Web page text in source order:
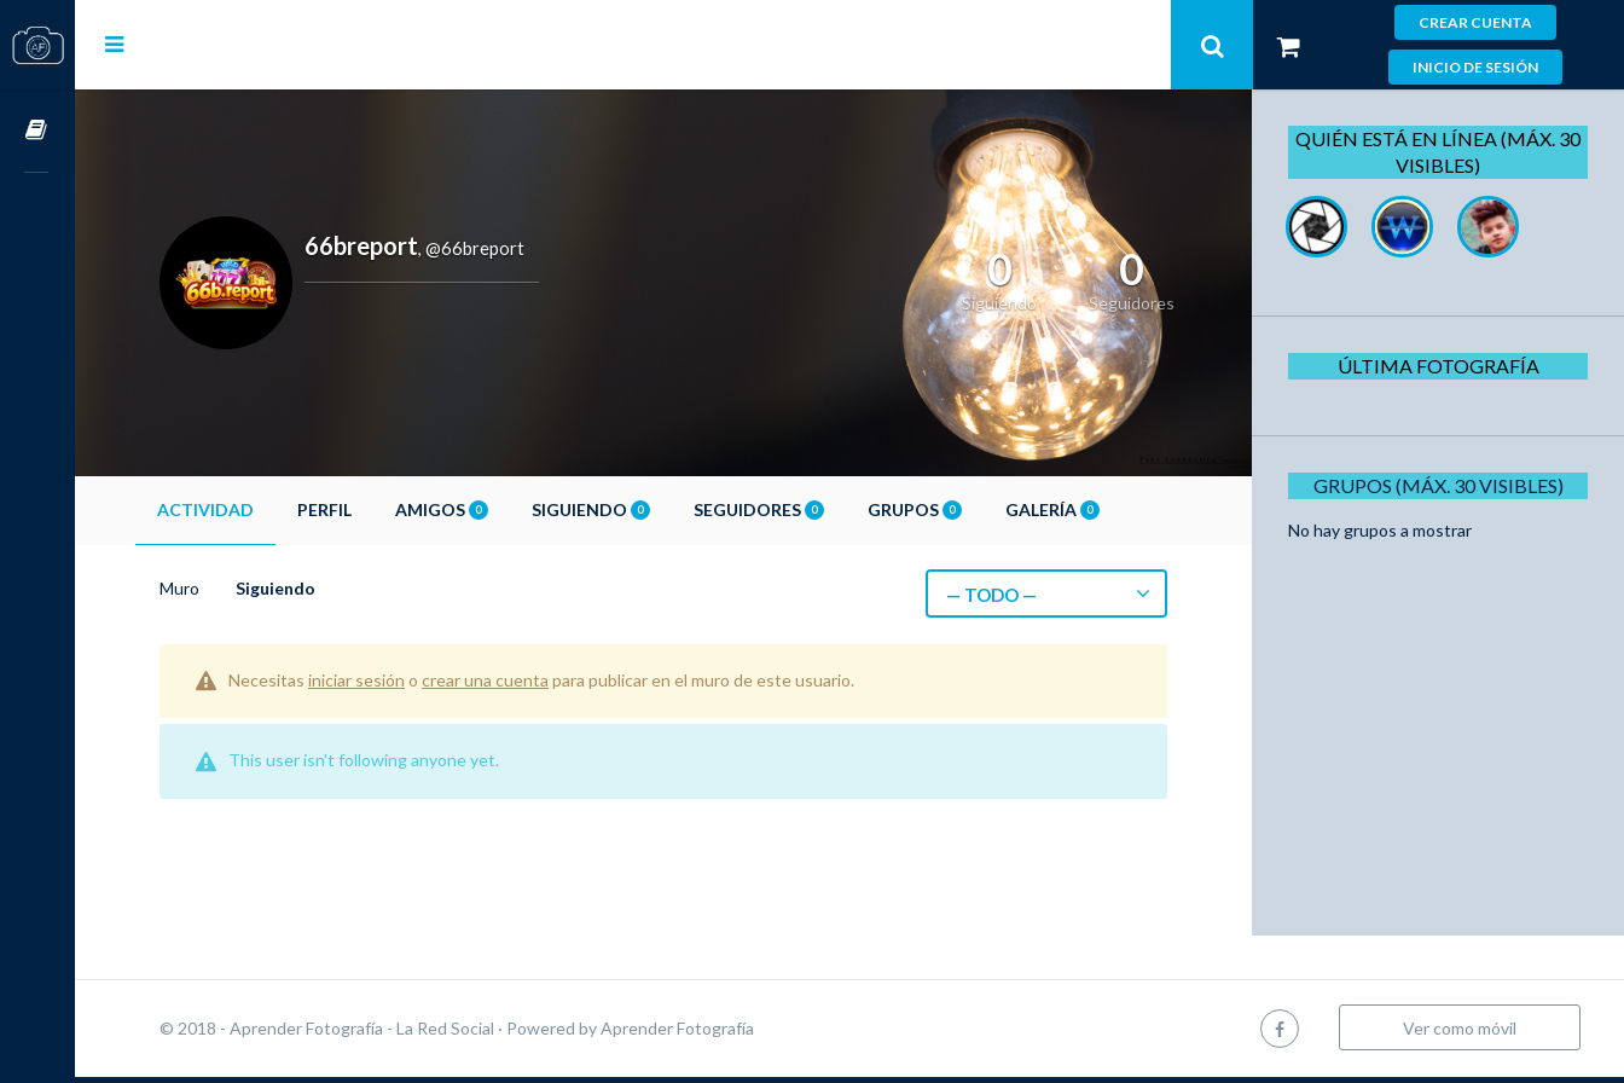
CREAR CUENTA
INICIO DE SESIÓN
66breport, @66breport 0
Siguiendo
0
Seguidores
ACTIVIDAD PERFIL AMIGOS 0 SIGUIENDO 0 SEGUIDORES 0 GRUPOS 0 GALERÍA 0
Muro Siguiendo — TODO —
Necesitas iniciar sesión o crear una cuenta para publicar en el muro de este usuario.
This user isn't following anyone yet.
QUIÉN ESTÁ EN LÍNEA (MÁX. 30
VISIBLES)
ÚLTIMA FOTOGRAFÍA
GRUPOS (MÁX. 30 VISIBLES)
No hay grupos a mostrar
© 2018 - Aprender Fotografía - La Red Social · Powered byAprender Fotografía